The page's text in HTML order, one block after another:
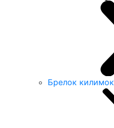
Брелок килимок